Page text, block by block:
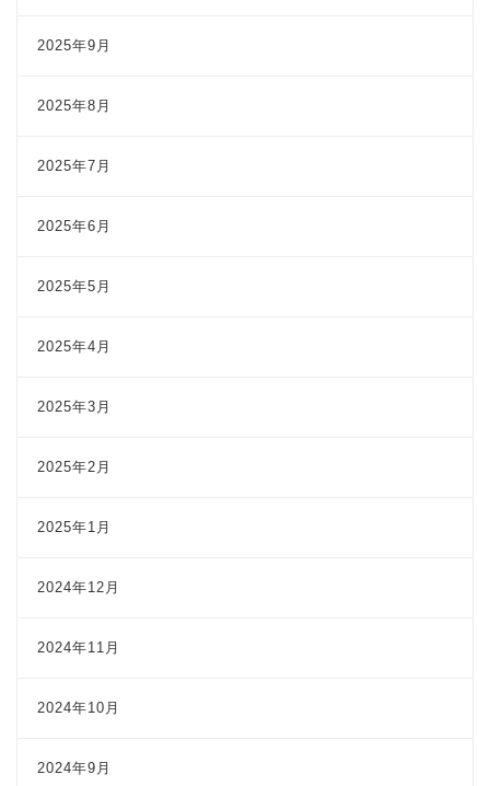
2025年9月
2025年8月
2025年7月
2025年6月
2025年5月
2025年4月
2025年3月
2025年2月
2025年1月
2024年12月
2024年11月
2024年10月
2024年9月